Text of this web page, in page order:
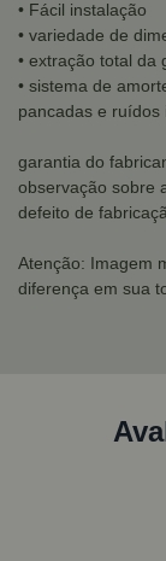
• Fácil instalação
• variedade de
• extração total da
• sistema de
pancadas e ruídos
garantia do
observação sobre
defeito de
Atenção: Imagem
diferença em sua